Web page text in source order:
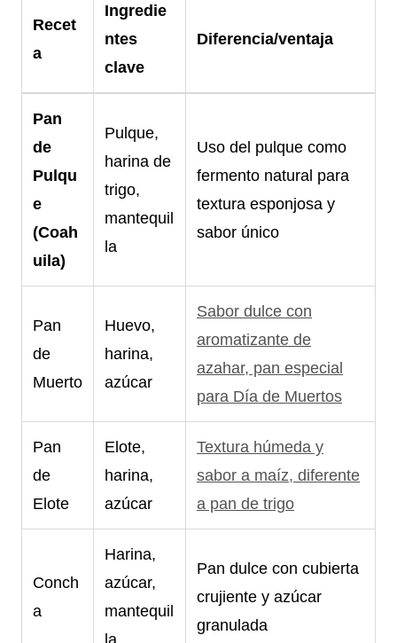
Recet
a
Ingredie
ntes
clave
Diferencia/ventaja
Pan
de
Pulqu
e
(Coah
uila)
Pulque,
harina de
trigo,
mantequil
la
Uso del pulque como
fermento natural para
textura esponjosa y
sabor único
Pan
de
Muerto
Huevo,
harina,
azúcar
Sabor dulce con
aromatizante de
azahar, pan especial
para Día de Muertos
Pan
de
Elote
Elote,
harina,
azúcar
Textura húmeda y
sabor a maíz, diferente
a pan de trigo
Conch
a
Harina,
azúcar,
mantequil
la
Pan dulce con cubierta
crujiente y azúcar
granulada